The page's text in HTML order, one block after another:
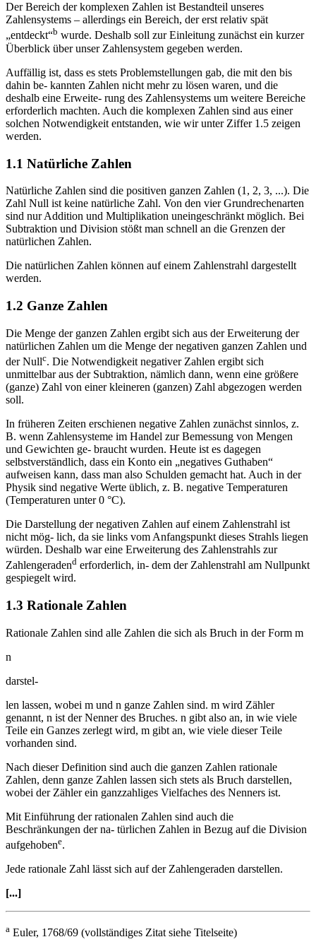
Der Bereich der komplexen Zahlen ist Bestandteil unseres
Zahlensystems – allerdings ein Bereich, der erst relativ spät
„entdeckt“b wurde. Deshalb soll zur Einleitung zunächst ein kurzer
Überblick über unser Zahlensystem gegeben werden.
Auffällig ist, dass es stets Problemstellungen gab, die mit den bis
dahin be- kannten Zahlen nicht mehr zu lösen waren, und die
deshalb eine Erweite- rung des Zahlensystems um weitere Bereiche
erforderlich machten. Auch die komplexen Zahlen sind aus einer
solchen Notwendigkeit entstanden, wie wir unter Ziffer 1.5 zeigen
werden.
1.1 Natürliche Zahlen
Natürliche Zahlen sind die positiven ganzen Zahlen (1, 2, 3, ...). Die
Zahl Null ist keine natürliche Zahl. Von den vier Grundrechenarten
sind nur Addition und Multiplikation uneingeschränkt möglich. Bei
Subtraktion und Division stößt man schnell an die Grenzen der
natürlichen Zahlen.
Die natürlichen Zahlen können auf einem Zahlenstrahl dargestellt
werden.
1.2 Ganze Zahlen
Die Menge der ganzen Zahlen ergibt sich aus der Erweiterung der
natürlichen Zahlen um die Menge der negativen ganzen Zahlen und
der Nullc. Die Notwendigkeit negativer Zahlen ergibt sich
unmittelbar aus der Subtraktion, nämlich dann, wenn eine größere
(ganze) Zahl von einer kleineren (ganzen) Zahl abgezogen werden
soll.
In früheren Zeiten erschienen negative Zahlen zunächst sinnlos, z.
B. wenn Zahlensysteme im Handel zur Bemessung von Mengen
und Gewichten ge- braucht wurden. Heute ist es dagegen
selbstverständlich, dass ein Konto ein „negatives Guthaben“
aufweisen kann, dass man also Schulden gemacht hat. Auch in der
Physik sind negative Werte üblich, z. B. negative Temperaturen
(Temperaturen unter 0 °C).
Die Darstellung der negativen Zahlen auf einem Zahlenstrahl ist
nicht mög- lich, da sie links vom Anfangspunkt dieses Strahls liegen
würden. Deshalb war eine Erweiterung des Zahlenstrahls zur
Zahlengeradend erforderlich, in- dem der Zahlenstrahl am Nullpunkt
gespiegelt wird.
1.3 Rationale Zahlen
Rationale Zahlen sind alle Zahlen die sich als Bruch in der Form m
n
darstel-
len lassen, wobei m und n ganze Zahlen sind. m wird Zähler
genannt, n ist der Nenner des Bruches. n gibt also an, in wie viele
Teile ein Ganzes zerlegt wird, m gibt an, wie viele dieser Teile
vorhanden sind.
Nach dieser Definition sind auch die ganzen Zahlen rationale
Zahlen, denn ganze Zahlen lassen sich stets als Bruch darstellen,
wobei der Zähler ein ganzzahliges Vielfaches des Nenners ist.
Mit Einführung der rationalen Zahlen sind auch die
Beschränkungen der na- türlichen Zahlen in Bezug auf die Division
aufgehobene.
Jede rationale Zahl lässt sich auf der Zahlengeraden darstellen.
[...]
a Euler, 1768/69 (vollständiges Zitat siehe Titelseite)